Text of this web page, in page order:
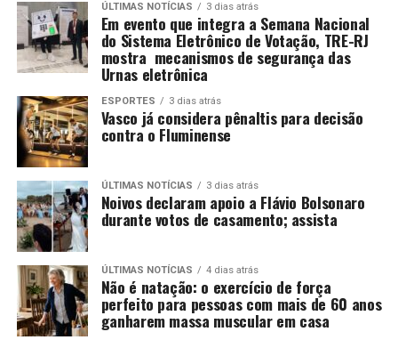
ÚLTIMAS NOTÍCIAS 3 dias atrás
Em evento que integra a Semana Nacional
do Sistema Eletrônico de Votação, TRE-RJ
mostra mecanismos de segurança das
Urnas eletrônica
ESPORTES 3 dias atrás
Vasco já considera pênaltis para decisão
contra o Fluminense
ÚLTIMAS NOTÍCIAS 3 dias atrás
Noivos declaram apoio a Flávio Bolsonaro
durante votos de casamento; assista
ÚLTIMAS NOTÍCIAS 4 dias atrás
Não é natação: o exercício de força
perfeito para pessoas com mais de 60 anos
ganharem massa muscular em casa